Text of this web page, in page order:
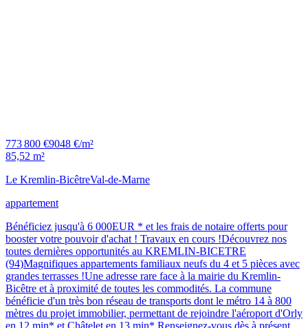
773 800 €9048 €/m²
85,52 m²
Le Kremlin-BicêtreVal-de-Marne
appartement
Bénéficiez jusqu'à 6 000EUR * et les frais de notaire offerts pour
booster votre pouvoir d'achat ! Travaux en cours !Découvrez nos
toutes dernières opportunités au KREMLIN-BICETRE
(94)Magnifiques appartements familiaux neufs du 4 et 5 pièces avec
grandes terrasses !Une adresse rare face à la mairie du Kremlin-
Bicêtre et à proximité de toutes les commodités. La commune
bénéficie d'un très bon réseau de transports dont le métro 14 à 800
mètres du projet immobilier, permettant de rejoindre l'aéroport d'Orly
en 12 min* et Châtelet en 13 min*.Renseignez-vous dès à présent